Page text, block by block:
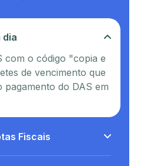
dia
com o código "copia e
de vencimento que
pagamento do DAS em
Fiscais